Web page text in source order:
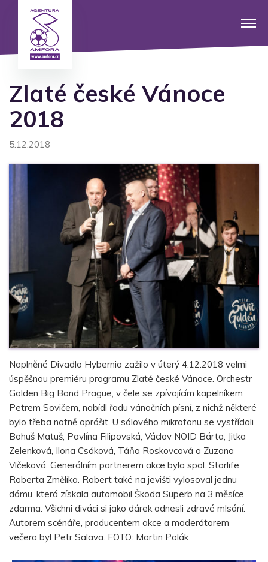
Zlaté české Vánoce
2018
5.12.2018
Naplněné Divadlo Hybernia zažilo v úterý 4.12.2018 velmi
úspěšnou premiéru programu Zlaté české Vánoce. Orchestr
Golden Big Band Prague, v čele se zpívajícím kapelníkem
Petrem Sovičem, nabídl řadu vánočních písní, z nichž některé
bylo třeba notně oprášit. U sólového mikrofonu se vystřídali
Bohuš Matuš, Pavlína Filipovská, Václav NOID Bárta, Jitka
Zelenková, Ilona Csáková, Táňa Roskovcová a Zuzana
Vlčeková. Generálním partnerem akce byla spol. Starlife
Roberta Změlíka. Robert také na jevišti vylosoval jednu
dámu, která získala automobil Škoda Superb na 3 měsíce
zdarma. Všichni diváci si jako dárek odnesli zdravé mlsání.
Autorem scénáře, producentem akce a moderátorem
večera byl Petr Salava. FOTO: Martin Polák